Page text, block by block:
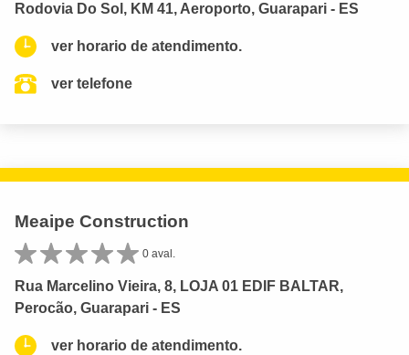
Rodovia Do Sol, KM 41, Aeroporto, Guarapari - ES
ver horario de atendimento.
ver telefone
Meaipe Construction
0 aval.
Rua Marcelino Vieira, 8, LOJA 01 EDIF BALTAR,
Perocão, Guarapari - ES
ver horario de atendimento.